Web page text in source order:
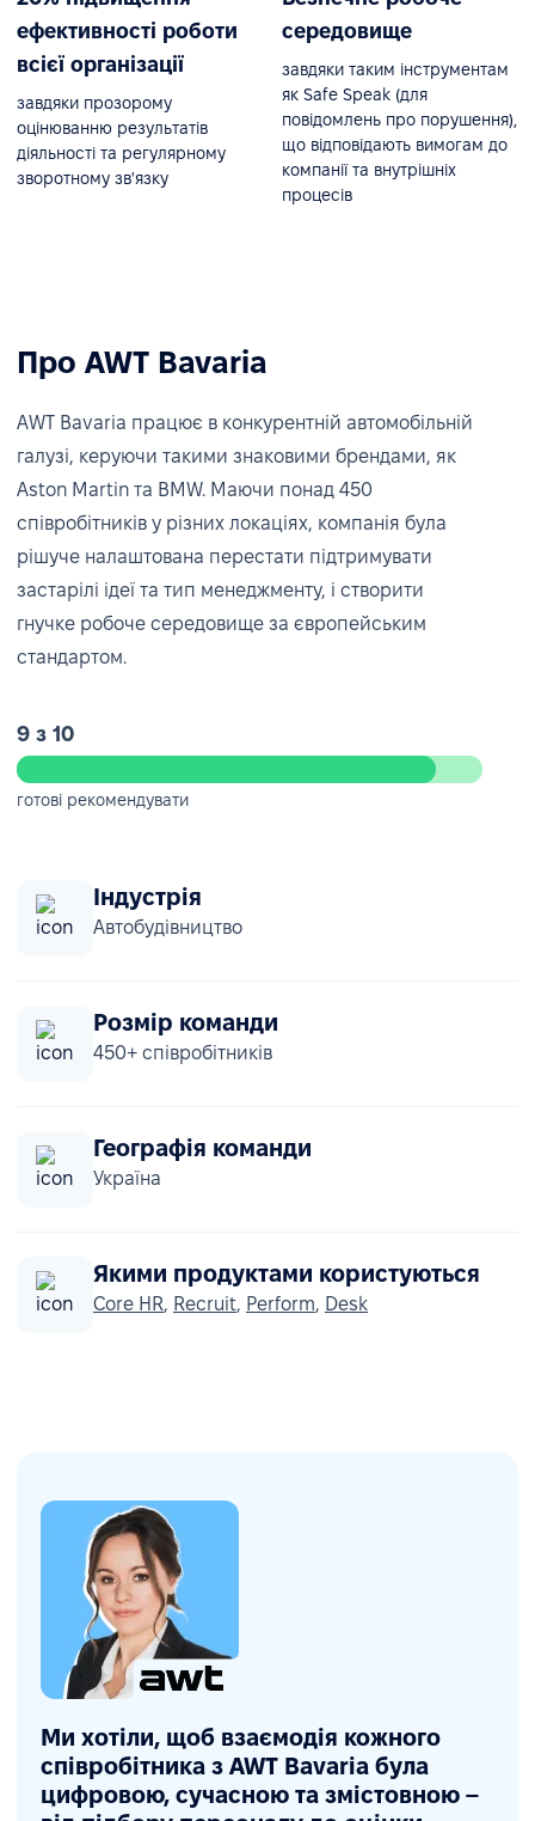
ефективності роботи
всієї організації
завдяки прозорому
оцінюванню результатів
діяльності та регулярному
зворотному зв'язку
середовище
завдяки таким інструментам
як Safe Speak (для
повідомлень про порушення),
що відповідають вимогам до
компанії та внутрішніх
процесів
Про AWT Bavaria
AWT Bavaria працює в конкурентній автомобільній
галузі, керуючи такими знаковими брендами, як
Aston Martin та BMW. Маючи понад 450
співробітників у різних локаціях, компанія була
рішуче налаштована перестати підтримувати
застарілі ідеї та тип менеджменту, і створити
гнучке робоче середовище за європейським
стандартом.
9 з 10
готові рекомендувати
Індустрія
Автобудівництво
Розмір команди
450+ співробітників
Географія команди
Україна
Якими продуктами користуються
Core HR, Recruit, Perform, Desk
Ми хотіли, щоб взаємодія кожного
співробітника з AWT Bavaria була
цифровою, сучасною та змістовною –